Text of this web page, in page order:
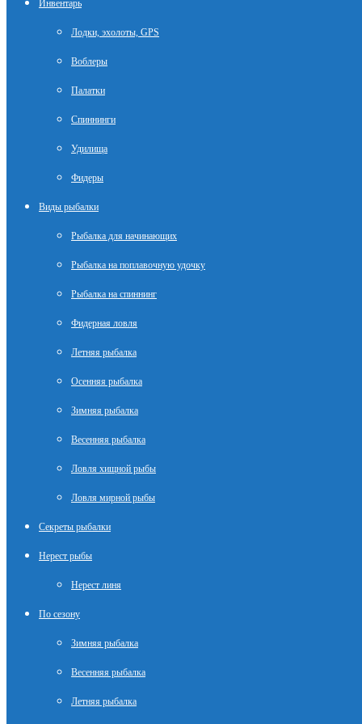
Инвентарь
Лодки, эхолоты, GPS
Воблеры
Палатки
Спиннинги
Удилища
Фидеры
Виды рыбалки
Рыбалка для начинающих
Рыбалка на поплавочную удочку
Рыбалка на спиннинг
Фидерная ловля
Летняя рыбалка
Осенняя рыбалка
Зимняя рыбалка
Весенняя рыбалка
Ловля хищной рыбы
Ловля мирной рыбы
Секреты рыбалки
Нерест рыбы
Нерест линя
По сезону
Зимняя рыбалка
Весенняя рыбалка
Летняя рыбалка